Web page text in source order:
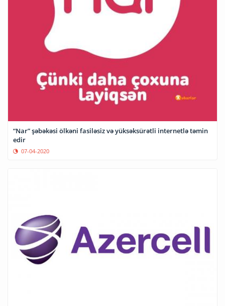
“Nar” şəbəkəsi ölkəni fasiləsiz və yüksəksürətli internetlə təmin
edir
07-04-2020